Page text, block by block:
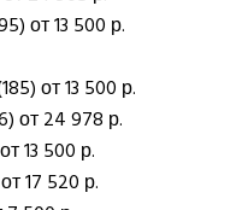
от 13 500 р.
от 13 500 р.
от 24 978 р.
13 500 р.
17 520 р.